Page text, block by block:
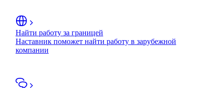
Найти работу за границей
Наставник поможет найти работу в зарубежной
компании